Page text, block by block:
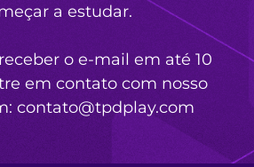
a estudar.
o e-mail em até 10
em contato com nosso
contato@tpdplay.com